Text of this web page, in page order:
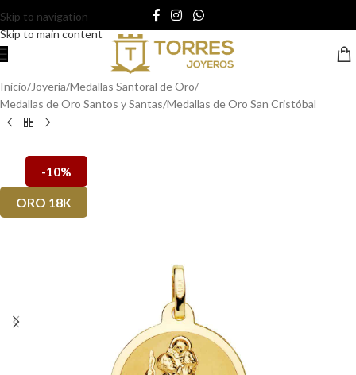
Skip to navigation
Skip to main content
Inicio/Joyería/Medallas Santoral de Oro/
Medallas de Oro Santos y Santas/Medallas de Oro San Cristóbal
-10%
ORO 18K